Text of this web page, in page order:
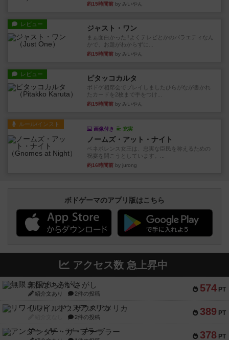
約15時間前 by みいやん
レビュー ジャスト・ワン
まぁ面白かった‼️よくテレビとかのバラエティなん
かで、お題がわからずに...
約15時間前 by みいやん
レビュー ピタッコカルタ
ボドゲ相席会でプレイしましたひらがなが書かれ
たカードを2枚まで手をつけ...
約15時間前 by みいやん
ルール/インスト
画像付き 充実
ノームズ・アット・ナイト
ベネボレンス女王は、忠実な臣民を称えるための
祝宴を開こうとしています。...
約16時間前 by jurong
ボドゲーマのアプリ版はこちら
アクセス数 急上昇中
574 PT
無限まちがいさがし
紹介文あり 2件の投稿
389 PT
リワイルド：サウスアメリカ
2件の投稿
378 PT
アンダー・ザ・テーブラー